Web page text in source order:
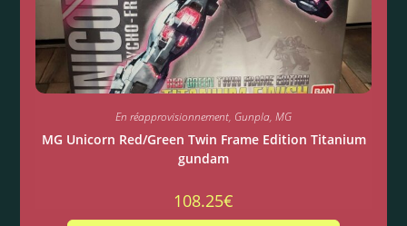
En réapprovisionnement, Gunpla, MG
MG Unicorn Red/Green Twin Frame Edition Titanium
gundam
108.25€